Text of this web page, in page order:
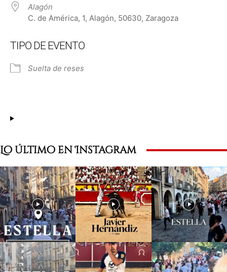
Alagón
C. de América, 1, Alagón, 50630, Zaragoza
TIPO DE EVENTO
Suelta de reses
Lo último en Instagram